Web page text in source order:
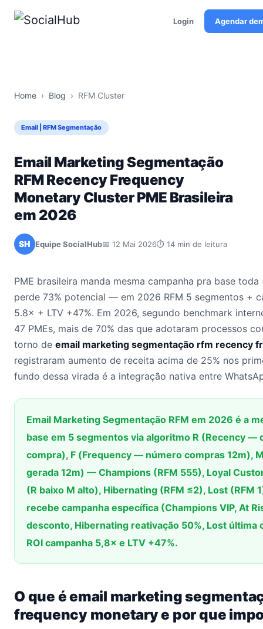
Login Agendar
Home › Blog › RFM Cluster
Email | RFM Segmentação
Email Marketing Segmentação
RFM Recency Frequency
Monetary Cluster PME Brasileira
em 2026
SH Equipe SocialHub📅 12 Mai 2026⏱ 14 min de leitura
PME brasileira manda mesma campanha pra base
perde 73% potencial — em 2026 RFM 5 segmentos +
5.8× + LTV +47%. Em 2026, segundo benchmark
47 PMEs, mais de 70% das que adotaram processos
torno de email marketing segmentação rfm recency
registraram aumento de receita acima de 25% nos
fundo dessa virada é a integração nativa entre
Email Marketing Segmentação RFM em 2026 é a
base em 5 segmentos via algoritmo R (Recency —
compra), F (Frequency — número compras 12m),
gerada 12m) — Champions (RFM 555), Loyal
(R baixo M alto), Hibernating (RFM ≤2), Lost (RFM
recebe campanha específica (Champions VIP, At
desconto, Hibernating reativação 50%, Lost
ROI campanha 5,8× e LTV +47%.
O que é email marketing
frequency monetary e por que